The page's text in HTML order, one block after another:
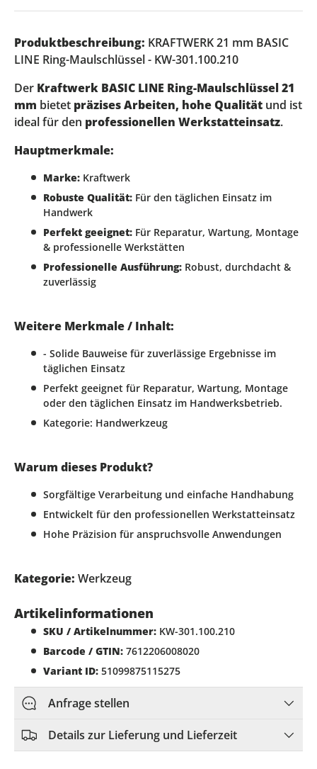
Produktbeschreibung: KRAFTWERK 21 mm BASIC
LINE Ring-Maulschlüssel - KW-301.100.210
Der Kraftwerk BASIC LINE Ring-Maulschlüssel 21
mm bietet präzises Arbeiten, hohe Qualität und ist
ideal für den professionellen Werkstatteinsatz.
Hauptmerkmale:
Marke: Kraftwerk
Robuste Qualität: Für den täglichen Einsatz im
Handwerk
Perfekt geeignet: Für Reparatur, Wartung, Montage
& professionelle Werkstätten
Professionelle Ausführung: Robust, durchdacht &
zuverlässig
Weitere Merkmale / Inhalt:
- Solide Bauweise für zuverlässige Ergebnisse im
täglichen Einsatz
Perfekt geeignet für Reparatur, Wartung, Montage
oder den täglichen Einsatz im Handwerksbetrieb.
Kategorie: Handwerkzeug
Warum dieses Produkt?
Sorgfältige Verarbeitung und einfache Handhabung
Entwickelt für den professionellen Werkstatteinsatz
Hohe Präzision für anspruchsvolle Anwendungen
Kategorie: Werkzeug
Artikelinformationen
SKU / Artikelnummer: KW-301.100.210
Barcode / GTIN: 7612206008020
Variant ID: 51099875115275
Anfrage stellen
Details zur Lieferung und Lieferzeit